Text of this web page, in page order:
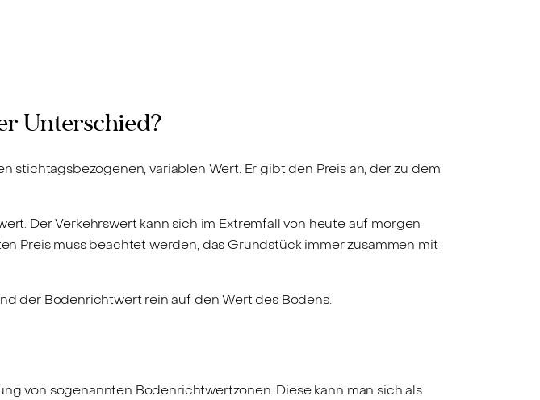
Unterschied?
stichtagsbezogenen, variablen Wert. Er gibt den Preis an, der zu dem
Der Verkehrswert kann sich im Extremfall von heute auf morgen
Preis muss beachtet werden, das Grundstück immer zusammen mit
der Bodenrichtwert rein auf den Wert des Bodens.
von sogenannten Bodenrichtwertzonen. Diese kann man sich als